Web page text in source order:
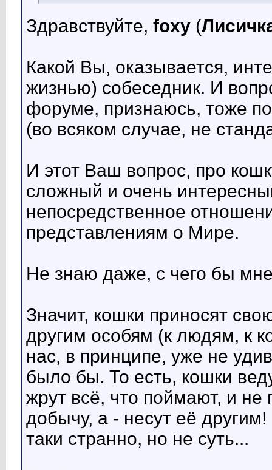
Здравствуйте, foxy (
Какой Вы, оказывается,
жизнью) собеседник. И
форуме, признаюсь, тоже
(во всяком случае, не
И этот Ваш вопрос, про
сложный и очень
непосредственное
представлениям о Мире.
Не знаю даже, с чего бы
Значит, кошки приносят
другим особям (к людям, к
нас, в принципе, уже не
было бы. То есть, кошки
жрут всё, что поймают, и не
добычу, а - несут её
таки странно, но не суть...